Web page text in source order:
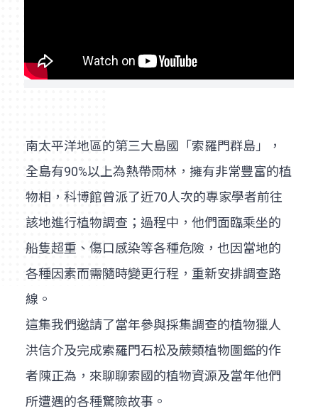
南太平洋地區的第三大島國「索羅門群島」，
全島有90%以上為熱帶雨林，擁有非常豐富的植
物相，科博館曾派了近70人次的專家學者前往
該地進行植物調查；過程中，他們面臨乘坐的
船隻超重、傷口感染等各種危險，也因當地的
各種因素而需隨時變更行程，重新安排調查路
線。
這集我們邀請了當年參與採集調查的植物獵人
洪信介及完成索羅門石松及蕨類植物圖鑑的作
者陳正為，來聊聊索國的植物資源及當年他們
所遭遇的各種驚險故事。